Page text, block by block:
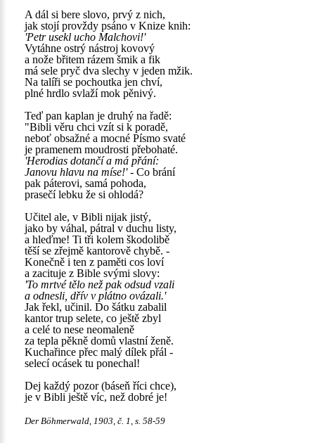
A dál si bere slovo, prvý z nich,
jak stojí provždy psáno v Knize knih:
'Petr usekl ucho Malchovi!'
Vytáhne ostrý nástroj kovový
a nože břitem rázem šmik a fik
má sele pryč dva slechy v jeden mžik.
Na talíři se pochoutka jen chví,
plné hrdlo svlaží mok pěnivý.
Teď pan kaplan je druhý na řadě:
"Bibli věru chci vzít si k poradě,
neboť obsažné a mocné Písmo svaté
je pramenem moudrosti přebohaté.
'Herodias dotančí a má přání:
Janovu hlavu na míse!'- Co brání
pak páterovi, samá pohoda,
prasečí lebku že si ohlodá?
Učitel ale, v Bibli nijak jistý,
jako by váhal, pátral v duchu listy,
a hleďme! Ti tři kolem škodolibě
těší se zřejmě kantorově chybě. -
Konečně i ten z paměti cos loví
a zacituje z Bible svými slovy:
'To mrtvé tělo než pak odsud vzali
a odnesli, dřív v plátno ovázali.'
Jak řekl, učinil. Do šátku zabalil
kantor trup selete, co ještě zbyl
a celé to nese neomaleně
za tepla pěkně domů vlastní ženě.
Kuchařince přec malý dílek přál -
selecí ocásek tu ponechal!
Dej každý pozor (báseň říci chce),
je v Bibli ještě víc, než dobré je!
Der Böhmerwald, 1903, č. 1, s. 58-59